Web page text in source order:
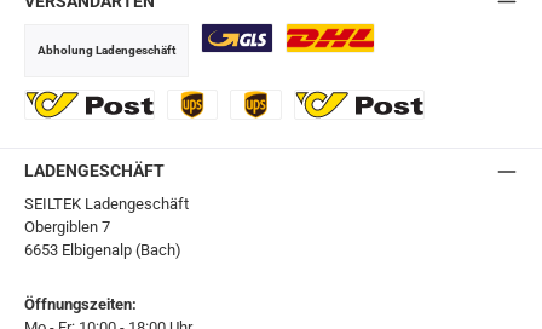
Abholung Ladengeschäft
LADENGESCHÄFT
SEILTEK Ladengeschäft
Obergiblen 7
6653 Elbigenalp (Bach)
Öffnungszeiten: